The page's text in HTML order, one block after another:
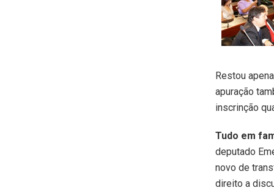
Restou
apuração
inscrinção
Tudo em
deputado
novo de
direito a